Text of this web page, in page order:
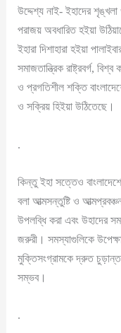
উদ্দেশ্য নাই- ইহাদের
পরাজয় অবধারিত হইয়া
ইহারা দিশাহারা হইয়া
সমাজতান্ত্রিক রাষ্ট্রবর্গ,
ও প্রগতিশীল শক্তি
ও সক্রিয় হিইয়া উঠিতেছে।
.
কিন্তু ইহা সত্তেও
বলা আত্মসন্তুষ্টি ও
উপলব্ধি করা এবং উহাদের
জরুরী। সমস্যাগুলিকে
মুক্তিসংগ্রামকে দ্রুত
সম্ভব।
.